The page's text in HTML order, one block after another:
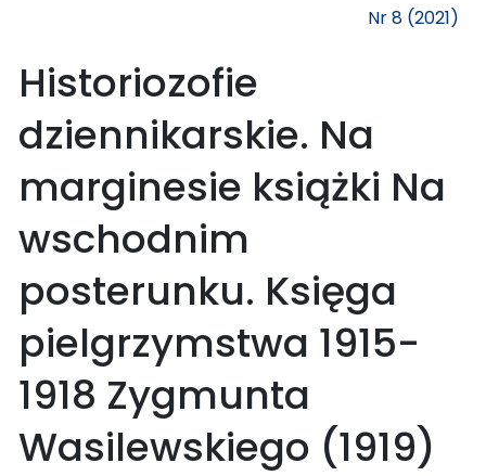
Nr 8 (2021)
Historiozofie
dziennikarskie. Na
marginesie książki Na
wschodnim
posterunku. Księga
pielgrzymstwa 1915-
1918 Zygmunta
Wasilewskiego (1919)